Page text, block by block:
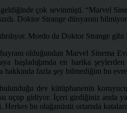
çok sevinmişti. “Marvel
Doktor Strange dünyasını
Mordo da Doktor Strange
olduğundan Marvel Sinema
başladığımda en harika
hakkında fazla şey bilmediğim bu
dev kütüphanenin
gidiyor. İçeri girdiğiniz anda
bu olağanüstü ortamda